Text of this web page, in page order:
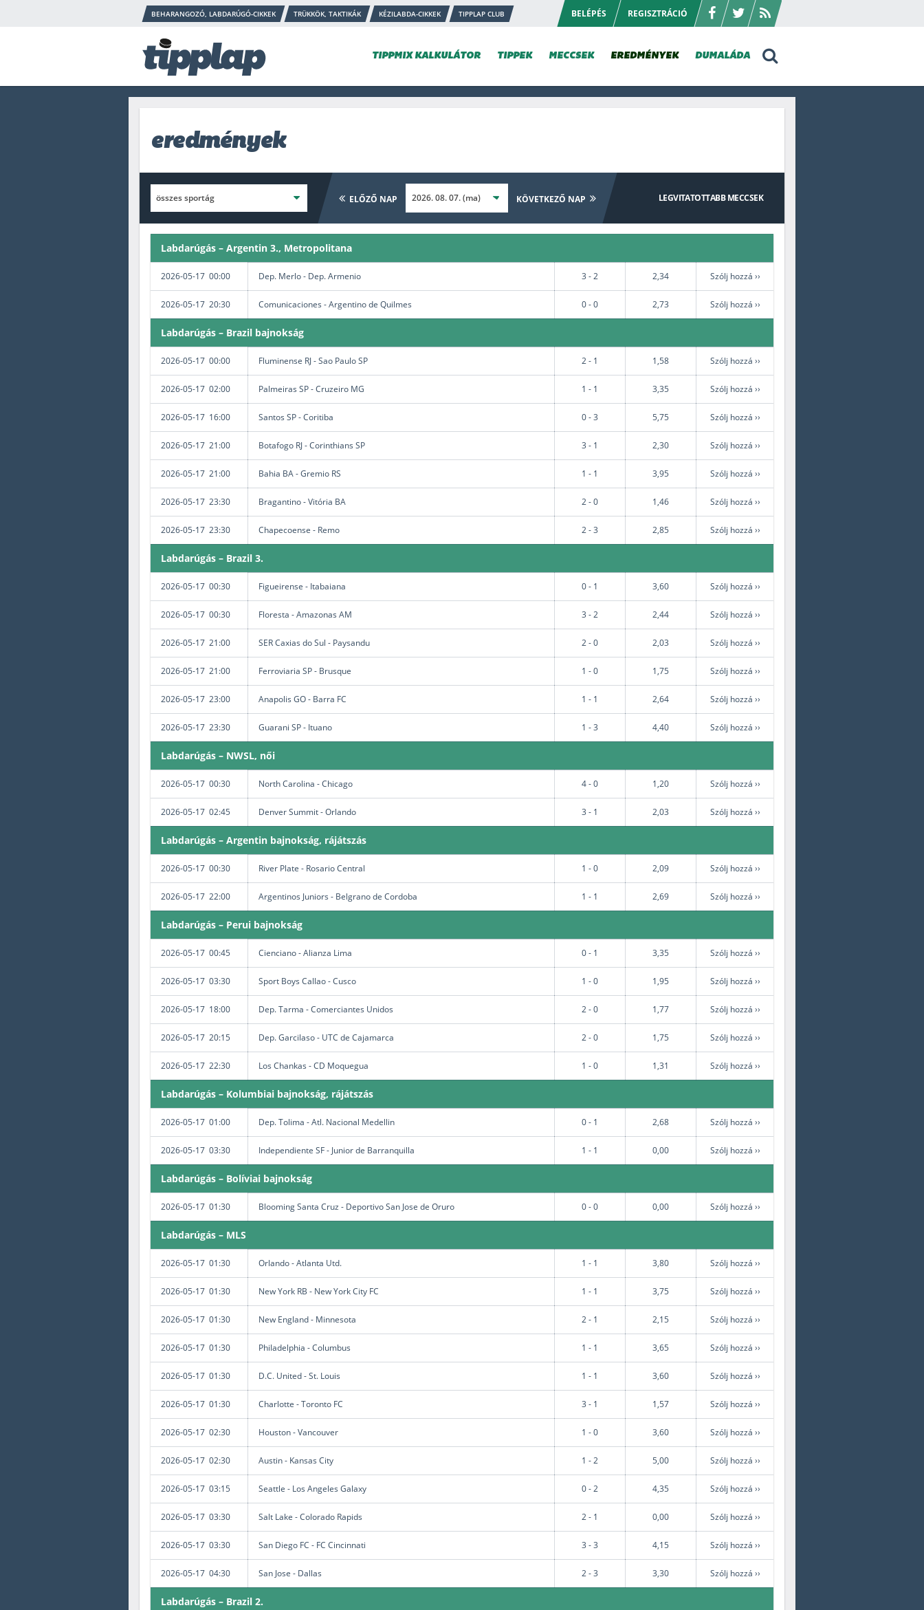
BEHARANGOZÓ, LABDARÚGÓ-CIKKEK TRÜKKÖK, TAKTIKÁK KÉZILABDA-CIKKEK TIPPLAP CLUB BELÉPÉS REGISZTRÁCIÓ
TIPPMIX KALKULÁTOR TIPPEK MECCSEK EREDMÉNYEK DUMALÁDA
eredmények
ELŐZŐ NAP KÖVETKEZŐ NAP LEGVITATOTTABBMECCSEK
Labdarúgás – Argentin 3., Metropolitana
2026-05-17 00:00 Dep. Merlo - Dep. Armenio 3 - 2 2,34 Szólj hozzá ››
2026-05-17 20:30 Comunicaciones - Argentino de Quilmes 0 - 0 2,73 Szólj hozzá ››
Labdarúgás – Brazil bajnokság
2026-05-17 00:00 Fluminense RJ - Sao Paulo SP 2 - 1 1,58 Szólj hozzá ››
2026-05-17 02:00 Palmeiras SP - Cruzeiro MG 1 - 1 3,35 Szólj hozzá ››
2026-05-17 16:00 Santos SP - Coritiba 0 - 3 5,75 Szólj hozzá ››
2026-05-17 21:00 Botafogo RJ - Corinthians SP 3 - 1 2,30 Szólj hozzá ››
2026-05-17 21:00 Bahia BA - Gremio RS 1 - 1 3,95 Szólj hozzá ››
2026-05-17 23:30 Bragantino - Vitória BA 2 - 0 1,46 Szólj hozzá ››
2026-05-17 23:30 Chapecoense - Remo 2 - 3 2,85 Szólj hozzá ››
Labdarúgás – Brazil 3.
2026-05-17 00:30 Figueirense - Itabaiana 0 - 1 3,60 Szólj hozzá ››
2026-05-17 00:30 Floresta - Amazonas AM 3 - 2 2,44 Szólj hozzá ››
2026-05-17 21:00 SER Caxias do Sul - Paysandu 2 - 0 2,03 Szólj hozzá ››
2026-05-17 21:00 Ferroviaria SP - Brusque 1 - 0 1,75 Szólj hozzá ››
2026-05-17 23:00 Anapolis GO - Barra FC 1 - 1 2,64 Szólj hozzá ››
2026-05-17 23:30 Guarani SP - Ituano 1 - 3 4,40 Szólj hozzá ››
Labdarúgás – NWSL, női
2026-05-17 00:30 North Carolina - Chicago 4 - 0 1,20 Szólj hozzá ››
2026-05-17 02:45 Denver Summit - Orlando 3 - 1 2,03 Szólj hozzá ››
Labdarúgás – Argentin bajnokság, rájátszás
2026-05-17 00:30 River Plate - Rosario Central 1 - 0 2,09 Szólj hozzá ››
2026-05-17 22:00 Argentinos Juniors - Belgrano de Cordoba 1 - 1 2,69 Szólj hozzá ››
Labdarúgás – Perui bajnokság
2026-05-17 00:45 Cienciano - Alianza Lima 0 - 1 3,35 Szólj hozzá ››
2026-05-17 03:30 Sport Boys Callao - Cusco 1 - 0 1,95 Szólj hozzá ››
2026-05-17 18:00 Dep. Tarma - Comerciantes Unidos 2 - 0 1,77 Szólj hozzá ››
2026-05-17 20:15 Dep. Garcilaso - UTC de Cajamarca 2 - 0 1,75 Szólj hozzá ››
2026-05-17 22:30 Los Chankas - CD Moquegua 1 - 0 1,31 Szólj hozzá ››
Labdarúgás – Kolumbiai bajnokság, rájátszás
2026-05-17 01:00 Dep. Tolima - Atl. Nacional Medellin 0 - 1 2,68 Szólj hozzá ››
2026-05-17 03:30 Independiente SF - Junior de Barranquilla 1 - 1 0,00 Szólj hozzá ››
Labdarúgás – Bolíviai bajnokság
2026-05-17 01:30 Blooming Santa Cruz - Deportivo San Jose de Oruro 0 - 0 0,00 Szólj hozzá ››
Labdarúgás – MLS
2026-05-17 01:30 Orlando - Atlanta Utd. 1 - 1 3,80 Szólj hozzá ››
2026-05-17 01:30 New York RB - New York City FC 1 - 1 3,75 Szólj hozzá ››
2026-05-17 01:30 New England - Minnesota 2 - 1 2,15 Szólj hozzá ››
2026-05-17 01:30 Philadelphia - Columbus 1 - 1 3,65 Szólj hozzá ››
2026-05-17 01:30 D.C. United - St. Louis 1 - 1 3,60 Szólj hozzá ››
2026-05-17 01:30 Charlotte - Toronto FC 3 - 1 1,57 Szólj hozzá ››
2026-05-17 02:30 Houston - Vancouver 1 - 0 3,60 Szólj hozzá ››
2026-05-17 02:30 Austin - Kansas City 1 - 2 5,00 Szólj hozzá ››
2026-05-17 03:15 Seattle - Los Angeles Galaxy 0 - 2 4,35 Szólj hozzá ››
2026-05-17 03:30 Salt Lake - Colorado Rapids 2 - 1 0,00 Szólj hozzá ››
2026-05-17 03:30 San Diego FC - FC Cincinnati 3 - 3 4,15 Szólj hozzá ››
2026-05-17 04:30 San Jose - Dallas 2 - 3 3,30 Szólj hozzá ››
Labdarúgás – Brazil 2.